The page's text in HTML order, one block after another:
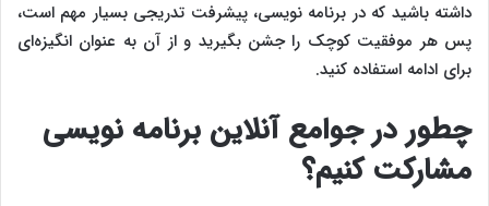
داشته باشید که در برنامه‌ نویسی، پیشرفت تدریجی بسیار مهم است،
پس هر موفقیت کوچک را جشن بگیرید و از آن به عنوان انگیزه‌ای
برای ادامه استفاده کنید.
چطور در جوامع آنلاین برنامه‌ نویسی
مشارکت کنیم؟